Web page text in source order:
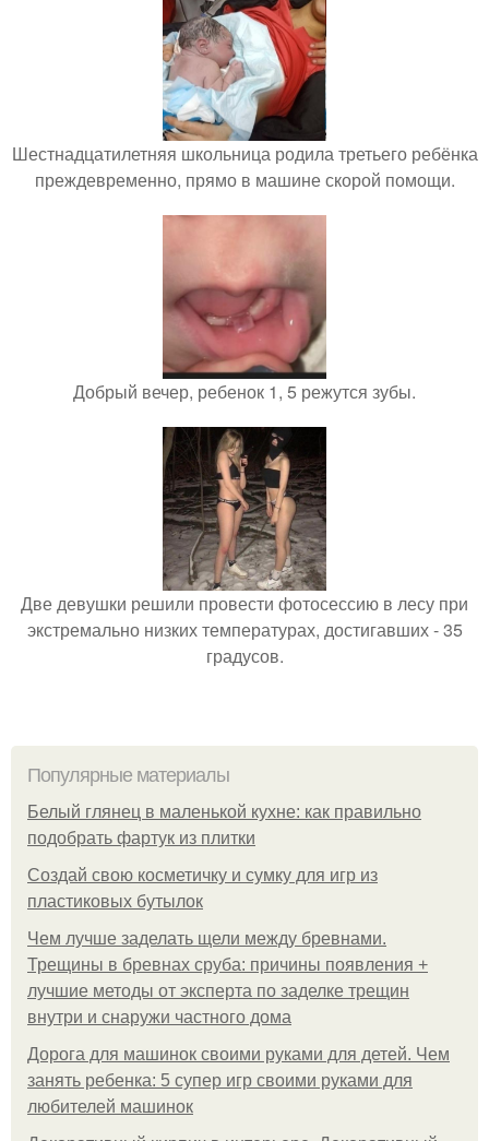
Шестнадцатилетняя школьница родила третьего ребёнка
преждевременно, прямо в машине скорой помощи.
Добрый вечер, ребенок 1, 5 режутся зубы.
Две девушки решили провести фотосессию в лесу при
экстремально низких температурах, достигавших - 35
градусов.
Популярные материалы
Белый глянец в маленькой кухне: как правильно
подобрать фартук из плитки
Создай свою косметичку и сумку для игр из
пластиковых бутылок
Чем лучше заделать щели между бревнами.
Трещины в бревнах сруба: причины появления +
лучшие методы от эксперта по заделке трещин
внутри и снаружи частного дома
Дорога для машинок своими руками для детей. Чем
занять ребенка: 5 супер игр своими руками для
любителей машинок